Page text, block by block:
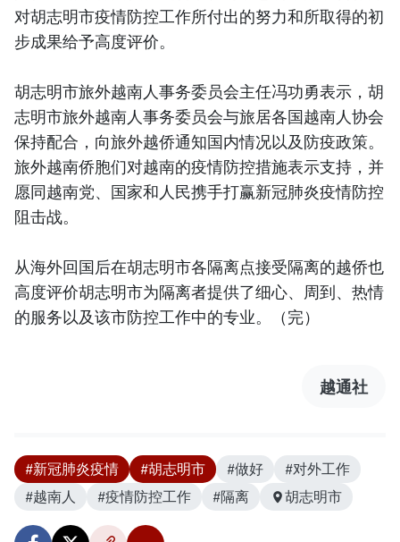
对胡志明市疫情防控工作所付出的努力和所取得的初
步成果给予高度评价。
胡志明市旅外越南人事务委员会主任冯功勇表示，胡
志明市旅外越南人事务委员会与旅居各国越南人协会
保持配合，向旅外越侨通知国内情况以及防疫政策。
旅外越南侨胞们对越南的疫情防控措施表示支持，并
愿同越南党、国家和人民携手打赢新冠肺炎疫情防控
阻击战。
从海外回国后在胡志明市各隔离点接受隔离的越侨也
高度评价胡志明市为隔离者提供了细心、周到、热情
的服务以及该市防控工作中的专业。（完）
越通社
#新冠肺炎疫情 #胡志明市 #做好
#对外工作
#越南人
#疫情防控工作 #隔离 胡志明市